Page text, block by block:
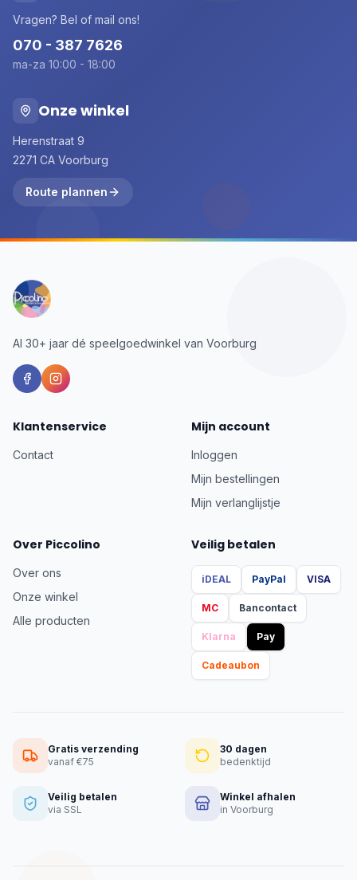
Vragen? Bel of mail ons!
070 - 387 7626
ma-za 10:00 - 18:00
Onze winkel
Herenstraat 9
2271 CA Voorburg
Route plannen
Al 30+ jaar dé speelgoedwinkel van Voorburg
Klantenservice
Contact
Mijn account
Inloggen
Mijn bestellingen
Mijn verlanglijstje
Over Piccolino
Over ons
Onze winkel
Alle producten
Veilig betalen
iDEAL PayPal VISA
MC Bancontact
Klarna Pay
Cadeaubon
Gratis verzending
vanaf €75
30 dagen
bedenktijd
Veilig betalen
via SSL
Winkel afhalen
in Voorburg